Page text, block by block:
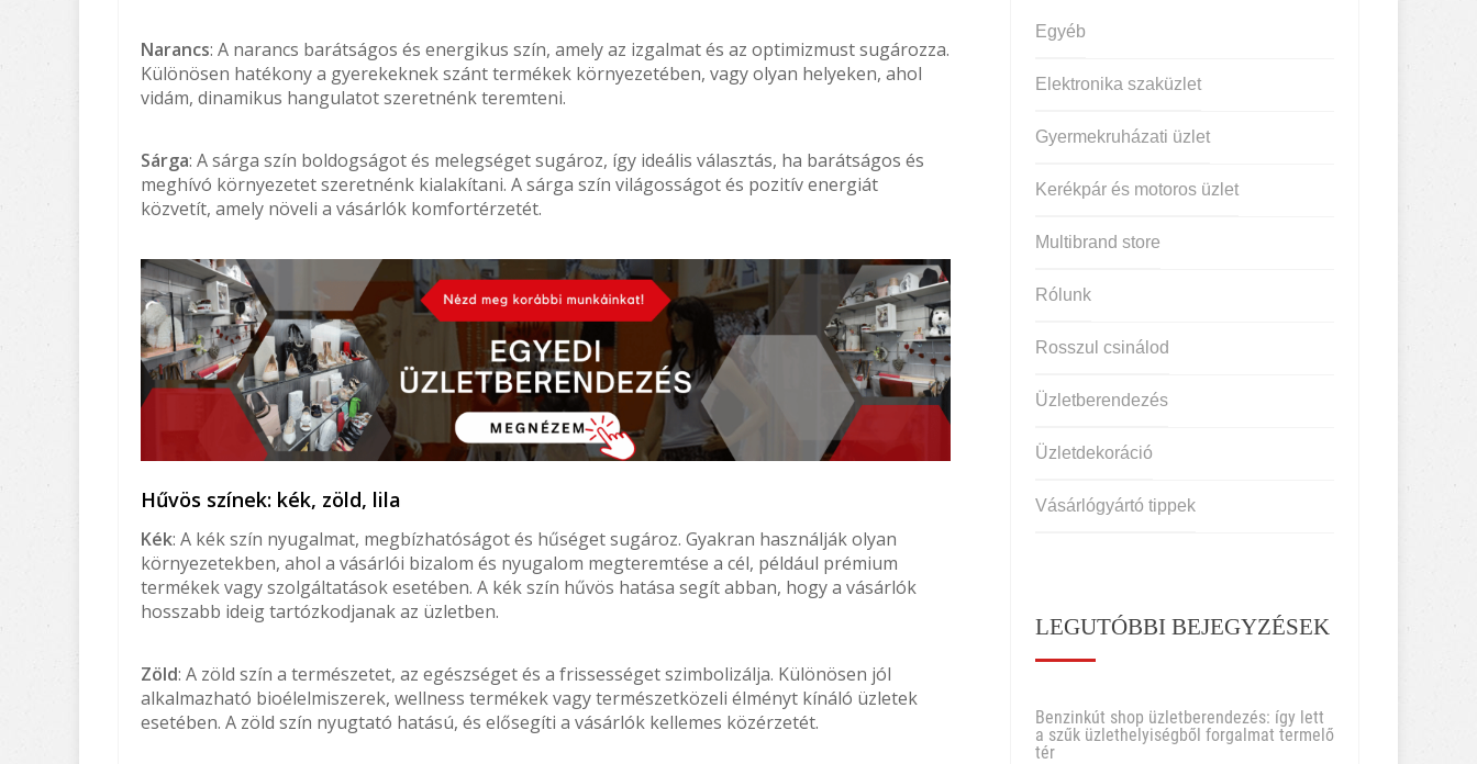
Narancs: A narancs barátságos és energikus szín, amely az izgalmat és az optimizmust sugározza.
Különösen hatékony a gyerekeknek szánt termékek környezetében, vagy olyan helyeken, ahol
vidám, dinamikus hangulatot szeretnénk teremteni.
Sárga: A sárga szín boldogságot és melegséget sugároz, így ideális választás, ha barátságos és
meghívó környezetet szeretnénk kialakítani. A sárga szín világosságot és pozitív energiát
közvetít, amely növeli a vásárlók komfortérzetét.
Hűvös színek: kék, zöld, lila
Kék: A kék szín nyugalmat, megbízhatóságot és hűséget sugároz. Gyakran használják olyan
környezetekben, ahol a vásárlói bizalom és nyugalom megteremtése a cél, például prémium
termékek vagy szolgáltatások esetében. A kék szín hűvös hatása segít abban, hogy a vásárlók
hosszabb ideig tartózkodjanak az üzletben.
Zöld: A zöld szín a természetet, az egészséget és a frissességet szimbolizálja. Különösen jól
alkalmazható bioélelmiszerek, wellness termékek vagy természetközeli élményt kínáló üzletek
esetében. A zöld szín nyugtató hatású, és elősegíti a vásárlók kellemes közérzetét.
Egyéb
Elektronika szaküzlet
Gyermekruházati üzlet
Kerékpár és motoros üzlet
Multibrand store
Rólunk
Rosszul csinálod
Üzletberendezés
Üzletdekoráció
Vásárlógyártó tippek
LEGUTÓBBI BEJEGYZÉSEK
Benzinkút shop üzletberendezés: így lett
a szűk üzlethelyiségből forgalmat termelő
tér